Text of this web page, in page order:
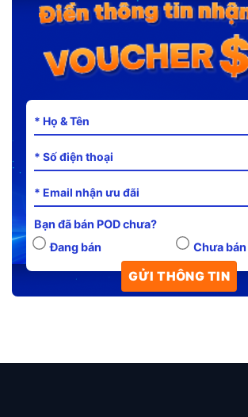
Bạn đã bán POD chưa?
Đang bán
Chưa bán